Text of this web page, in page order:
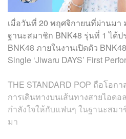
เมื่อวันที่ 20 พฤศจิกายนที่ผ่านมา
ฐานะสมาชิก BNK48 รุ่นที่ 1 ได้
BNK48 ภายในงานเปิดตัว
Single ‘Jiwaru DAYS’ First
THE STANDARD POP ถือโอ
การเดินทางบนเส้นทางสายไอดอ
กำลังใจให้กับแฟนๆ ในฐานะสมา
มา